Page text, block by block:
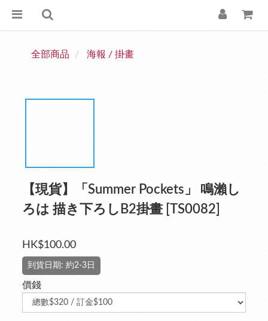
全部商品 海報 / 掛畫
【現貨】「Summer Pockets」 鳴瀨し
ろは 描き下ろしB2掛畫 [TS0082]
HK$100.00
到貨日期: 約2-3日
價錢